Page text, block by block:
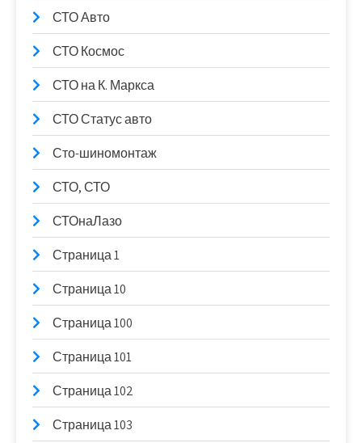
СТО Авто
СТО Космос
СТО на К. Маркса
СТО Статус авто
Сто-шиномонтаж
СТО, СТО
СТОнаЛазо
Страница 1
Страница 10
Страница 100
Страница 101
Страница 102
Страница 103